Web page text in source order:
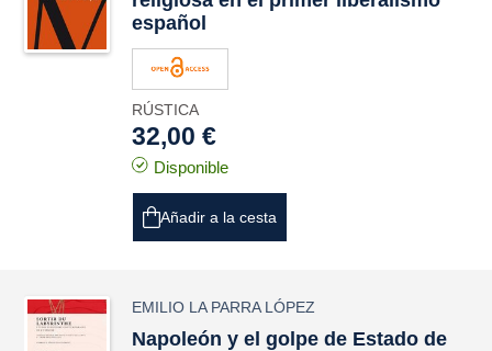
español
RÚSTICA
32,00 €
Disponible
Añadir a la cesta
EMILIO LA PARRA LÓPEZ
Napoleón y el golpe de Estado de